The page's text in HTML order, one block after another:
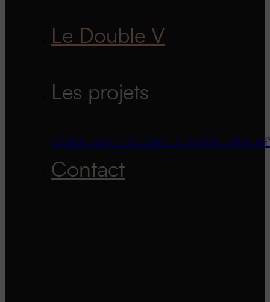
Le Double V
Les projets
SAINTE-JULIE MCMASTERVILLESAINT-
Contact